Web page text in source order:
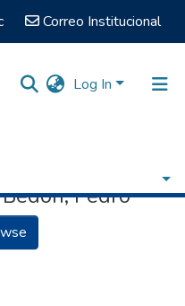
Correo Institucional
Log In
Pedro"